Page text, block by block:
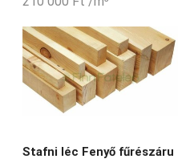
Stafni léc Fenyő fűrészáru